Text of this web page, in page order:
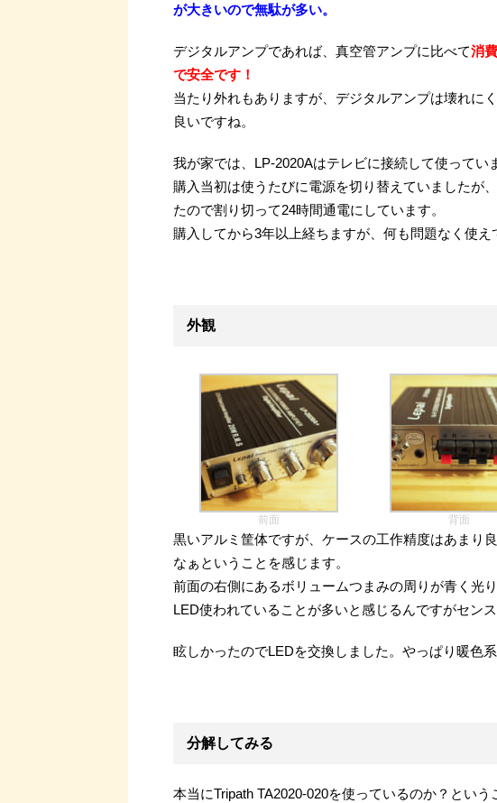
が大きいので無駄が多い。
デジタルアンプであれば、真空管アンプに比べて消
で安全です！
当たり外れもありますが、デジタルアンプは壊れに
良いですね。
我が家では、LP-2020Aはテレビに接続して使ってい
購入当初は使うたびに電源を切り替えていましたが
たので割り切って24時間通電にしています。
購入してから3年以上経ちますが、何も問題なく使え
外観
前面 背面
黒いアルミ筐体ですが、ケースの工作精度はあまり
なぁということを感じます。
前面の右側にあるボリュームつまみの周りが青く光
LED使われていることが多いと感じるんですがセンス
眩しかったのでLEDを交換しました。やっぱり暖色
分解してみる
本当にTripath TA2020-020を使っているのか？とい